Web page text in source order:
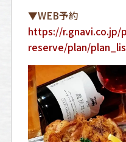
▼WEB予約
https://r.gnavi.co.jp/
reserve/plan/